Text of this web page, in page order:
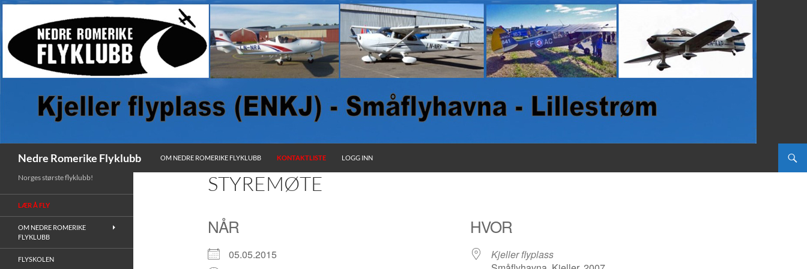
Nedre Romerike Flyklubb
OM NEDRE ROMERIKE FLYKLUBB
KONTAKTLISTE LOGG INN
STYREMØTE
NÅR
05.05.2015
HVOR
Kjeller flyplass
Norges største flyklubb!
LÆR Å FLY
OM NEDRE ROMERIKE
FLYKLUBB
FLYSKOLEN